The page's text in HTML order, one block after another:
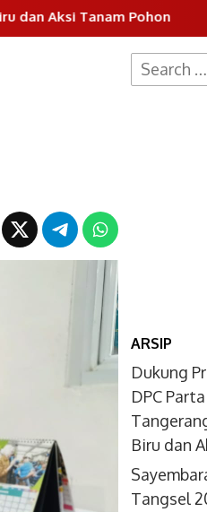
Pohon Sayembara
Search
for:
ARSIP
Dukung
DPC
Biru dan
Tangsel